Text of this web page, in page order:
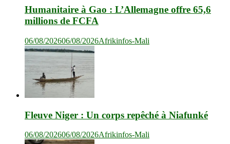
Humanitaire à Gao : L’Allemagne offre 65,6
millions de FCFA
06/08/202606/08/2026Afrikinfos-Mali
Fleuve Niger : Un corps repêché à Niafunké
06/08/202606/08/2026Afrikinfos-Mali